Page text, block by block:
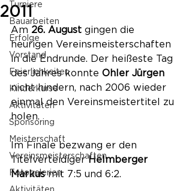
Turniere
Bauarbeiten
Erfolge
Vorstand
Feierlichkeiten
Kinderkurse
Aktivitäten
Sponsoring
Meisterschaft
Vereinsmeisterschaften
Fotogalerien
2011
Am 26. August gingen die
heurigen Vereinsmeisterschaften
in die Endrunde. Der heißeste Tag
des Jahres konnte Ohler Jürgen
nicht hindern, nach 2006 wieder
einmal den Vereinsmeistertitel zu
holen.
Im Finale bezwang er den
Titelverteidiger Helmberger
Markus mit 7:5 und 6:2.